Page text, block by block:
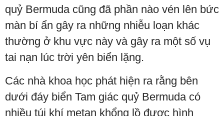
quỷ Bermuda cũng đã phần nào vén lên bức
màn bí ẩn gây ra những nhiễu loạn khác
thường ở khu vực này và gây ra một số vụ
tai nạn lúc trời yên biển lặng.
Các nhà khoa học phát hiện ra rằng bên
dưới đáy biển Tam giác quỷ Bermuda có
nhiều túi khí metan khổng lồ được hình